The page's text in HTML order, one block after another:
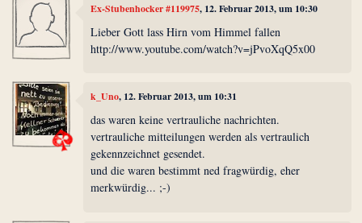
Ex-Stubenhocker #119975, 12. Februar 2013, um 10:30
Lieber Gott lass Hirn vom Himmel fallen
http://www.youtube.com/watch?v=jPvoXqQ5x00
k_Uno, 12. Februar 2013, um 10:31
das waren keine vertrauliche nachrichten.
vertrauliche mitteilungen werden als vertraulich
gekennzeichnet gesendet.
und die waren bestimmt ned fragwürdig, eher
merkwürdig... ;-)